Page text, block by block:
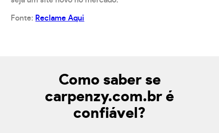
Fonte: Reclame Aqui
Como saber se
carpenzy.com.br é
confiável?